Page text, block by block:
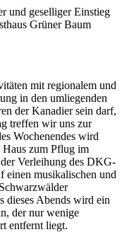
und geselliger Einstieg
Grüner Baum
mit regionalem und
in den umliegenden
der Kanadier sein darf,
treffen wir uns zur
Wochenendes wird
Haus zum Pflug im
Verleihung des DKG-
einen musikalischen und
dieses Abends wird ein
der nur wenige
entfernt liegt.